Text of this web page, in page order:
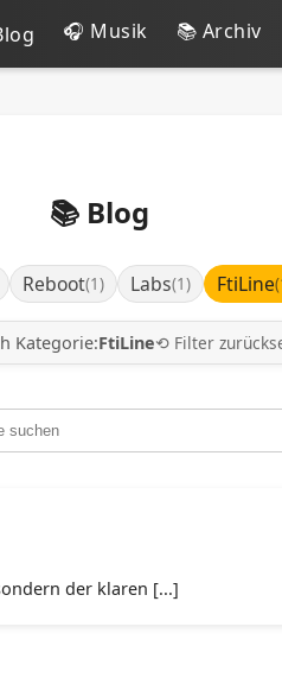
🎧 Musik 📚 Archiv
📚 Blog
Reboot(1) Labs(1) FtiLine
Kategorie:FtiLine⟲ Filter
der klaren [...]